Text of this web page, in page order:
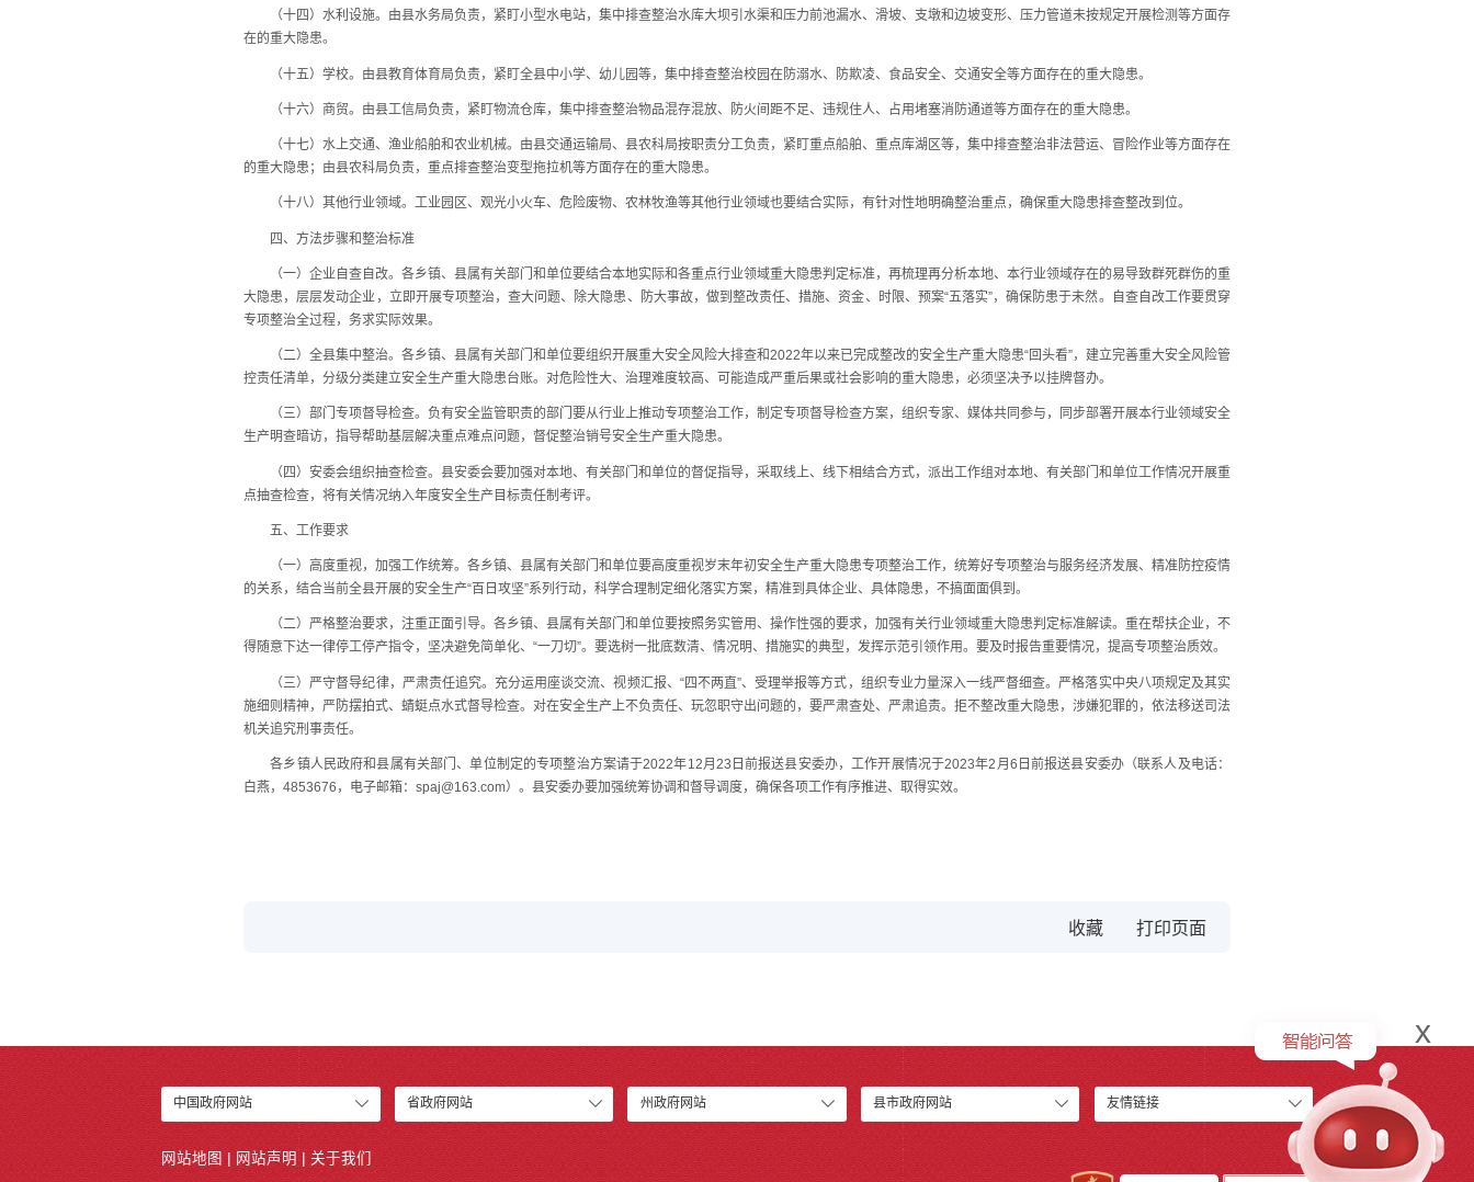
（十四）水利设施。由县水务局负责，紧盯小型水电站，集中排查整治水库大坝引水渠和压力前池漏水、滑坡、支墩和边坡变形、压力管道未按规定开展检测等方面存
在的重大隐患。
（十五）学校。由县教育体育局负责，紧盯全县中小学、幼儿园等，集中排查整治校园在防溺水、防欺凌、食品安全、交通安全等方面存在的重大隐患。
（十六）商贸。由县工信局负责，紧盯物流仓库，集中排查整治物品混存混放、防火间距不足、违规住人、占用堵塞消防通道等方面存在的重大隐患。
（十七）水上交通、渔业船舶和农业机械。由县交通运输局、县农科局按职责分工负责，紧盯重点船舶、重点库湖区等，集中排查整治非法营运、冒险作业等方面存在
的重大隐患；由县农科局负责，重点排查整治变型拖拉机等方面存在的重大隐患。
（十八）其他行业领域。工业园区、观光小火车、危险废物、农林牧渔等其他行业领域也要结合实际，有针对性地明确整治重点，确保重大隐患排查整改到位。
四、方法步骤和整治标准
（一）企业自查自改。各乡镇、县属有关部门和单位要结合本地实际和各重点行业领域重大隐患判定标准，再梳理再分析本地、本行业领域存在的易导致群死群伤的重
大隐患，层层发动企业，立即开展专项整治，查大问题、除大隐患、防大事故，做到整改责任、措施、资金、时限、预案“五落实”，确保防患于未然。自查自改工作要贯穿
专项整治全过程，务求实际效果。
（二）全县集中整治。各乡镇、县属有关部门和单位要组织开展重大安全风险大排查和2022年以来已完成整改的安全生产重大隐患“回头看”，建立完善重大安全风险管
控责任清单，分级分类建立安全生产重大隐患台账。对危险性大、治理难度较高、可能造成严重后果或社会影响的重大隐患，必须坚决予以挂牌督办。
（三）部门专项督导检查。负有安全监管职责的部门要从行业上推动专项整治工作，制定专项督导检查方案，组织专家、媒体共同参与，同步部署开展本行业领域安全
生产明查暗访，指导帮助基层解决重点难点问题，督促整治销号安全生产重大隐患。
（四）安委会组织抽查检查。县安委会要加强对本地、有关部门和单位的督促指导，采取线上、线下相结合方式，派出工作组对本地、有关部门和单位工作情况开展重
点抽查检查，将有关情况纳入年度安全生产目标责任制考评。
五、工作要求
（一）高度重视，加强工作统筹。各乡镇、县属有关部门和单位要高度重视岁末年初安全生产重大隐患专项整治工作，统筹好专项整治与服务经济发展、精准防控疫情
的关系，结合当前全县开展的安全生产“百日攻坚”系列行动，科学合理制定细化落实方案，精准到具体企业、具体隐患，不搞面面俱到。
（二）严格整治要求，注重正面引导。各乡镇、县属有关部门和单位要按照务实管用、操作性强的要求，加强有关行业领域重大隐患判定标准解读。重在帮扶企业，不
得随意下达一律停工停产指令，坚决避免简单化、“一刀切”。要选树一批底数清、情况明、措施实的典型，发挥示范引领作用。要及时报告重要情况，提高专项整治质效。
（三）严守督导纪律，严肃责任追究。充分运用座谈交流、视频汇报、“四不两直”、受理举报等方式，组织专业力量深入一线严督细查。严格落实中央八项规定及其实
施细则精神，严防摆拍式、蜻蜓点水式督导检查。对在安全生产上不负责任、玩忽职守出问题的，要严肃查处、严肃追责。拒不整改重大隐患，涉嫌犯罪的，依法移送司法
机关追究刑事责任。
各乡镇人民政府和县属有关部门、单位制定的专项整治方案请于2022年12月23日前报送县安委办，工作开展情况于2023年2月6日前报送县安委办（联系人及电话：
白燕，4853676，电子邮箱：spaj@163.com）。县安委办要加强统筹协调和督导调度，确保各项工作有序推进、取得实效。
收藏
中国政府网站 省政府网站 州政府网站 县市政府网站 友情链接
网站地图 网站声明 关于我们
x